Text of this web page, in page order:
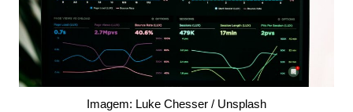
Imagem: Luke Chesser / Unsplash